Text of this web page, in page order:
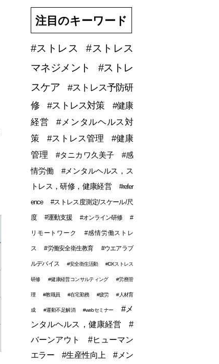
注目のキーワード
#ストレス
#ストレス
マネジメント
#ストレ
スケア
#ストレス予防研
修
#ストレス対策
#健康
経営
#メンタルヘルス対
策
#ストレス管理
#健康
管理
#タニカワ久美子
#感
情労働
#メンタルヘルス，ス
トレス，研修，健康経営
#refer
ence
#ストレス度測定/スケール/尺
度
#運動支援 #オンライン研修 #
リモートワーク #感情労働ストレ
ス #労働安全衛生教育 #ウエアラブ
ルデバイス #安全衛生活動 #DXストレス
研修 #健康経営コンサルティング #労務管
理 #教職員 #在宅勤務 #疲労 #人材育
成 #運動不足解消 #webセミナー
#メ
ンタルヘルス，健康経営
#
バーンアウト
#ヒューマン
エラー
#生産性向上
#メン